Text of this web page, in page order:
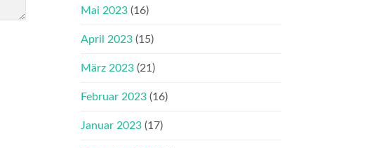
Mai 2023 (16)
April 2023 (15)
März 2023 (21)
Februar 2023 (16)
Januar 2023 (17)